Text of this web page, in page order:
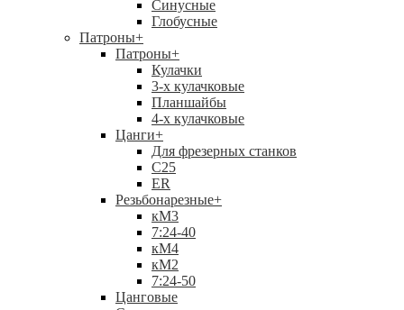
Синусные
Глобусные
Патроны+
Патроны+
Кулачки
3-х кулачковые
Планшайбы
4-х кулачковые
Цанги+
Для фрезерных станков
С25
ER
Резьбонарезные+
кМ3
7:24-40
кМ4
кМ2
7:24-50
Цанговые